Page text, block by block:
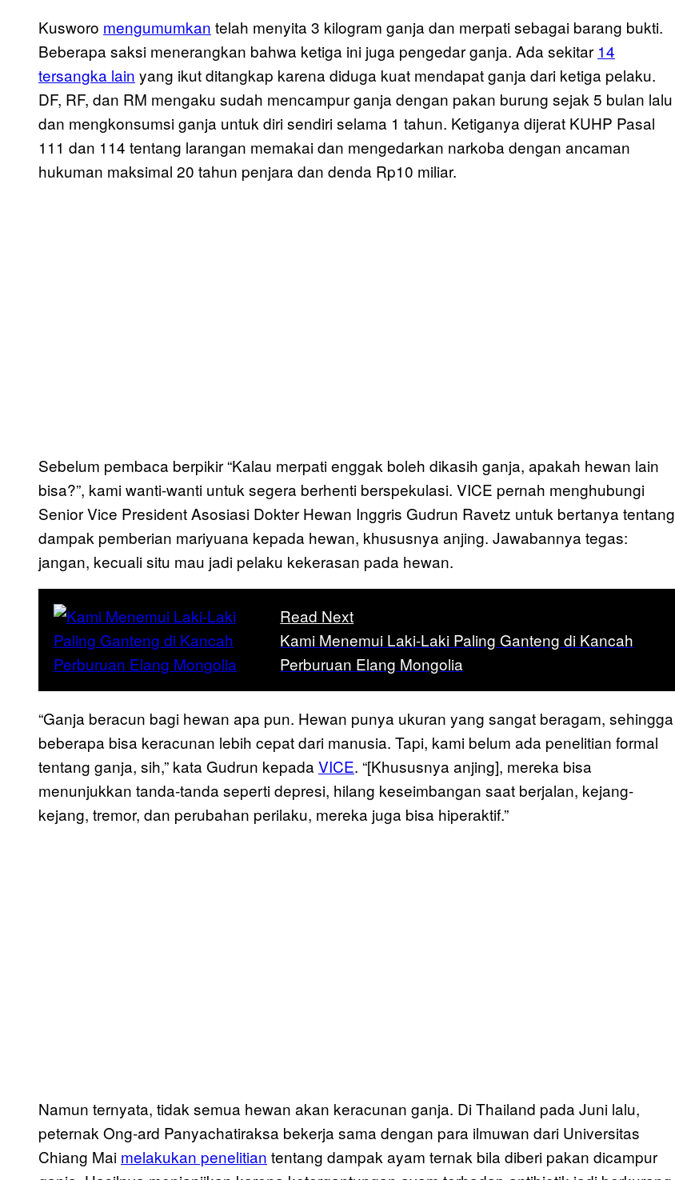
Kusworo mengumumkan telah menyita 3 kilogram ganja dan merpati sebagai barang bukti.
Beberapa saksi menerangkan bahwa ketiga ini juga pengedar ganja. Ada sekitar 14
tersangka lain yang ikut ditangkap karena diduga kuat mendapat ganja dari ketiga pelaku.
DF, RF, dan RM mengaku sudah mencampur ganja dengan pakan burung sejak 5 bulan lalu
dan mengkonsumsi ganja untuk diri sendiri selama 1 tahun. Ketiganya dijerat KUHP Pasal
111 dan 114 tentang larangan memakai dan mengedarkan narkoba dengan ancaman
hukuman maksimal 20 tahun penjara dan denda Rp10 miliar.
Sebelum pembaca berpikir “Kalau merpati enggak boleh dikasih ganja, apakah hewan lain
bisa?”, kami wanti-wanti untuk segera berhenti berspekulasi. VICE pernah menghubungi
Senior Vice President Asosiasi Dokter Hewan Inggris Gudrun Ravetz untuk bertanya tentang
dampak pemberian mariyuana kepada hewan, khususnya anjing. Jawabannya tegas:
jangan, kecuali situ mau jadi pelaku kekerasan pada hewan.
Read Next
Kami Menemui Laki-Laki Paling Ganteng di Kancah
Perburuan Elang Mongolia
“Ganja beracun bagi hewan apa pun. Hewan punya ukuran yang sangat beragam, sehingga
beberapa bisa keracunan lebih cepat dari manusia. Tapi, kami belum ada penelitian formal
tentang ganja, sih,” kata Gudrun kepada VICE. “[Khususnya anjing], mereka bisa
menunjukkan tanda-tanda seperti depresi, hilang keseimbangan saat berjalan, kejang-
kejang, tremor, dan perubahan perilaku, mereka juga bisa hiperaktif.”
Namun ternyata, tidak semua hewan akan keracunan ganja. Di Thailand pada Juni lalu,
peternak Ong-ard Panyachatiraksa bekerja sama dengan para ilmuwan dari Universitas
Chiang Mai melakukan penelitian tentang dampak ayam ternak bila diberi pakan dicampur